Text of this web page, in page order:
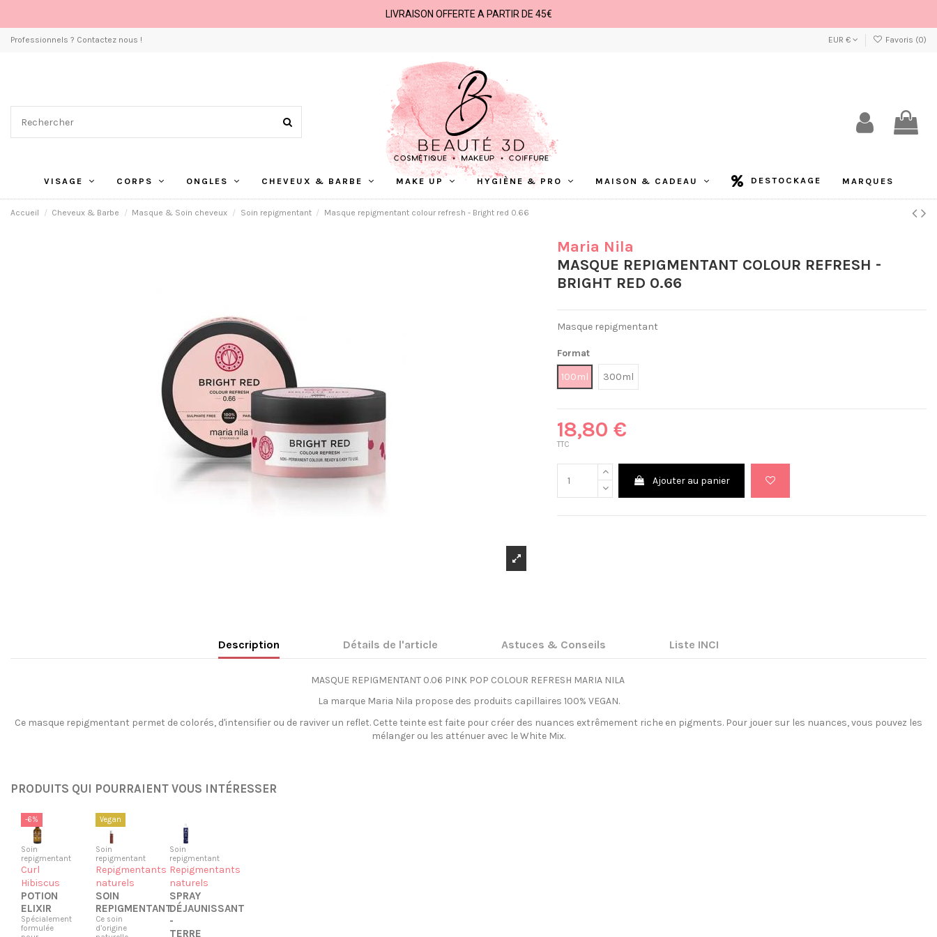
LIVRAISON OFFERTE A PARTIR DE 45€
Professionnels ? Contactez nous ! EUR € Favoris (0)
VISAGE CORPS ONGLES CHEVEUX & BARBE MAKE UP HYGIÈNE & PRO MAISON & CADEAU DESTOCKAGE MARQUES
Accueil Cheveux & Barbe Masque & Soin cheveux Soin repigmentant Masque repigmentant colour refresh - Bright red 0.66
Maria Nila
MASQUE REPIGMENTANT COLOUR REFRESH -
BRIGHT RED 0.66
Masque repigmentant
Format
100ml
300ml
18,80 €
TTC
Ajouter au panier
Description Détails de l'article Astuces & Conseils Liste INCI
MASQUE REPIGMENTANT 0.06 PINK POP COLOUR REFRESH MARIA NILA
La marque Maria Nila propose des produits capillaires 100% VEGAN.
Ce masque repigmentant permet de colorés, d'intensifier ou de raviver un reflet. Cette teinte est faite pour créer des nuances extrêmement riche en pigments. Pour jouer sur les nuances, vous pouvez les
mélanger ou les atténuer avec le White Mix.
PRODUITS QUI POURRAIENT VOUS INTÉRESSER
-6%
Soin
repigmentant
Curl
Hibiscus
POTION
ELIXIR
Spécialement
formulée
Vegan
Soin
repigmentant
Repigmentants
naturels
SOIN
REPIGMENTANT
Ce soin
d’origine
Soin
repigmentant
Repigmentants
naturels
SPRAY
DÉJAUNISSANT
-
TERRE